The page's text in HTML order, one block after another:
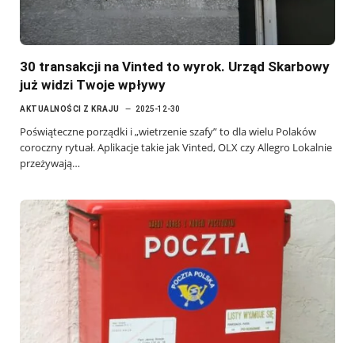
30 transakcji na Vinted to wyrok. Urząd Skarbowy
już widzi Twoje wpływy
AKTUALNOŚCI Z KRAJU 2025-12-30
Poświąteczne porządki i „wietrzenie szafy” to dla wielu Polaków
coroczny rytuał. Aplikacje takie jak Vinted, OLX czy Allegro Lokalnie
przeżywają…